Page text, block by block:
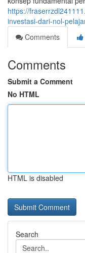
https://
investasi-dari-nol-
Comments
Comments
Submit a Comment
No HTML
HTML is disabled
Search